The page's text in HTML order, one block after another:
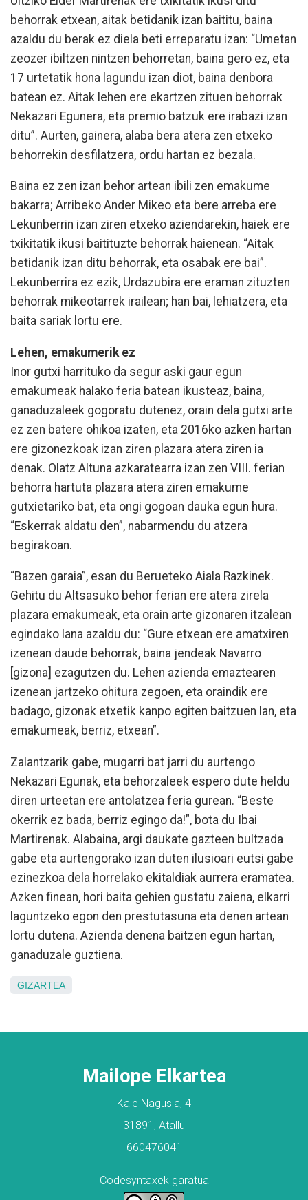
behorrak etxean, aitak betidanik izan baititu, baina
azaldu du berak ez diela beti erreparatu izan: “Umetan
zeozer ibiltzen nintzen behorretan, baina gero ez, eta
17 urtetatik hona lagundu izan diot, baina denbora
batean ez. Aitak lehen ere ekartzen zituen behorrak
Nekazari Egunera, eta premio batzuk ere irabazi izan
ditu”. Aurten, gainera, alaba bera atera zen etxeko
behorrekin desfilatzera, ordu hartan ez bezala.
Baina ez zen izan behor artean ibili zen emakume
bakarra; Arribeko Ander Mikeo eta bere arreba ere
Lekunberrin izan ziren etxeko aziendarekin, haiek ere
txikitatik ikusi baitituzte behorrak haienean. “Aitak
betidanik izan ditu behorrak, eta osabak ere bai”.
Lekunberrira ez ezik, Urdazubira ere eraman zituzten
behorrak mikeotarrek irailean; han bai, lehiatzera, eta
baita sariak lortu ere.
Lehen, emakumerik ez
Inor gutxi harrituko da segur aski gaur egun
emakumeak halako feria batean ikusteaz, baina,
ganaduzaleek gogoratu dutenez, orain dela gutxi arte
ez zen batere ohikoa izaten, eta 2016ko azken hartan
ere gizonezkoak izan ziren plazara atera ziren ia
denak. Olatz Altuna azkaratearra izan zen VIII. ferian
behorra hartuta plazara atera ziren emakume
gutxietariko bat, eta ongi gogoan dauka egun hura.
“Eskerrak aldatu den”, nabarmendu du atzera
begirakoan.
“Bazen garaia”, esan du Berueteko Aiala Razkinek.
Gehitu du Altsasuko behor ferian ere atera zirela
plazara emakumeak, eta orain arte gizonaren itzalean
egindako lana azaldu du: “Gure etxean ere amatxiren
izenean daude behorrak, baina jendeak Navarro
[gizona] ezagutzen du. Lehen azienda emaztearen
izenean jartzeko ohitura zegoen, eta oraindik ere
badago, gizonak etxetik kanpo egiten baitzuen lan, eta
emakumeak, berriz, etxean”.
Zalantzarik gabe, mugarri bat jarri du aurtengo
Nekazari Egunak, eta behorzaleek espero dute heldu
diren urteetan ere antolatzea feria gurean. “Beste
okerrik ez bada, berriz egingo da!”, bota du Ibai
Martirenak. Alabaina, argi daukate gazteen bultzada
gabe eta aurtengorako izan duten ilusioari eutsi gabe
ezinezkoa dela horrelako ekitaldiak aurrera eramatea.
Azken finean, hori baita gehien gustatu zaiena, elkarri
laguntzeko egon den prestutasuna eta denen artean
lortu dutena. Azienda denena baitzen egun hartan,
ganaduzale guztiena.
GIZARTEA
Mailope Elkartea
Kale Nagusia, 4
31891, Atallu
660476041
Codesyntaxek garatua